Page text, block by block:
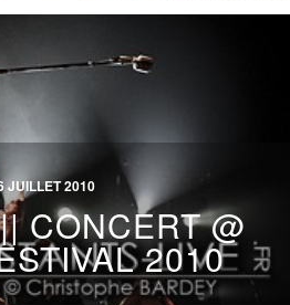
JUILLET 2010
CONCERT @
2010